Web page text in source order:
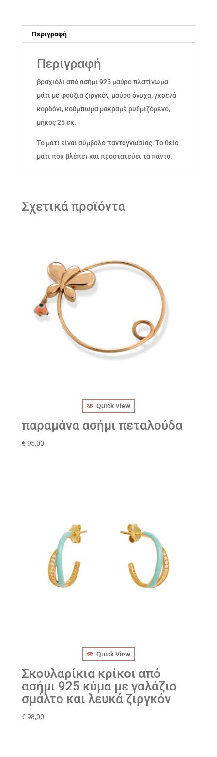
Περιγραφή
Περιγραφή
βραχιόλι από ασήμι 925 μαύρο πλατίνωμα
μάτι με φούξια ζιργκόν, μαύρο όνυχα, γκρενά
κορδόνι, κούμπωμα μακραμέ ρυθμιζόμενο,
μήκος 25 εκ.
Το μάτι είναι σύμβολο παντογνωσίας. Το θείο
μάτι που βλέπει και προστατεύει τα πάντα.
Σχετικά προϊόντα
Quick View
παραμάνα ασήμι πεταλούδα
€ 95,00
Quick View
Σκουλαρίκια κρίκοι από
ασήμι 925 κύμα με γαλάζιο
σμάλτο και λευκά ζιργκόν
€ 98,00